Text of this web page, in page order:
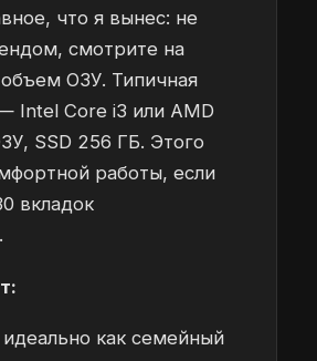
что я вынес: не
смотрите на
ОЗУ. Типичная
Intel Core i3 или AMD
SSD 256 ГБ. Этого
работы, если
вкладок
как семейный